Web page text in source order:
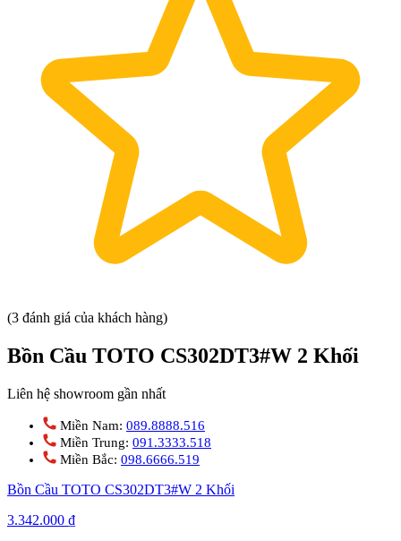
(3 đánh giá của khách hàng)
Bồn Cầu TOTO CS302DT3#W 2 Khối
Liên hệ showroom gần nhất
Miền Nam: 089.8888.516
Miền Trung: 091.3333.518
Miền Bắc: 098.6666.519
Bồn Cầu TOTO CS302DT3#W 2 Khối
3.342.000 ₫